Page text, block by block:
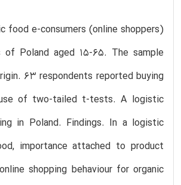
food e-consumers (online shoppers)
of Poland aged 15-65. The sample
63 respondents reported buying
of two-tailed t-tests. A logistic
in Poland. Findings. In a logistic
importance attached to product
shopping behaviour for organic